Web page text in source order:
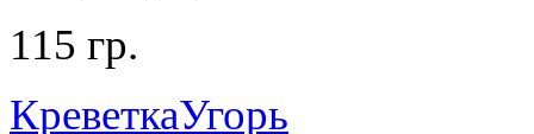
115 гр.
КреветкаУгорь